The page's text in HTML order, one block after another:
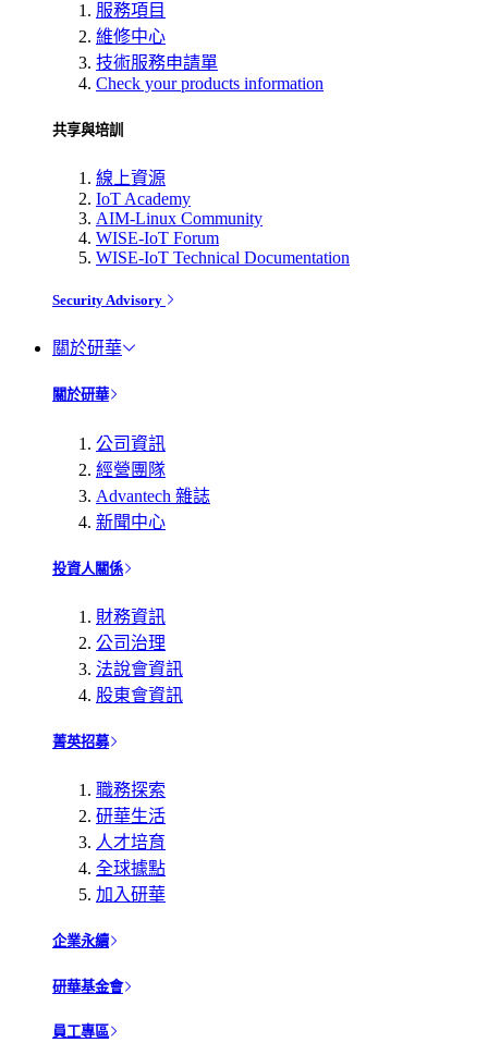
服務項目
維修中心
技術服務申請單
Check your products information
共享與培訓
線上資源
IoT Academy
AIM-Linux Community
WISE-IoT Forum
WISE-IoT Technical Documentation
Security Advisory
關於研華
關於研華
公司資訊
經營團隊
Advantech 雜誌
新聞中心
投資人關係
財務資訊
公司治理
法說會資訊
股東會資訊
菁英招募
職務探索
研華生活
人才培育
全球據點
加入研華
企業永續
研華基金會
員工專區